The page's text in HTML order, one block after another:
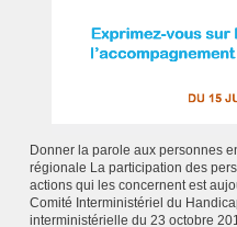
Donner la parole aux personnes
régionale La participation des
actions qui les concernent est
Comité Interministériel du
interministérielle du 23 octobre